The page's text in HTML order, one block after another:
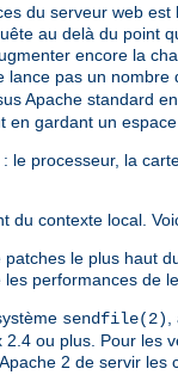
du serveur web
au delà du point
encore la
pas un
Apache standard
gardant un
le processeur, la
contexte local.
le plus haut
performances de
sendfile(2)
ou plus. Pour
2 de servir les